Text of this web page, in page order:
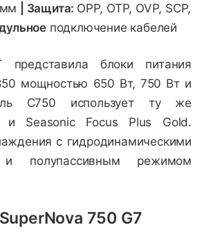
| Защита: OPP, OTP, OVP, SCP,
подключение кабелей
представила блоки питания
мощностью 650 Вт, 750 Вт и
C750 использует ту же
и Seasonic Focus Plus Gold.
с гидродинамическими
и полупассивным режимом
750 G7